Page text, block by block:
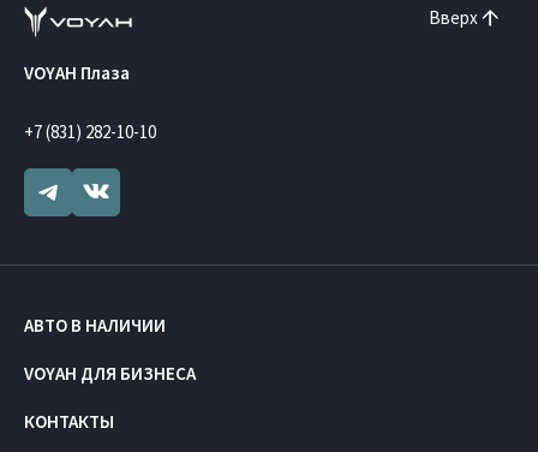
Вверх
VOYAH Плаза
+7 (831) 282-10-10
АВТО В НАЛИЧИИ
VOYAH ДЛЯ БИЗНЕСА
КОНТАКТЫ